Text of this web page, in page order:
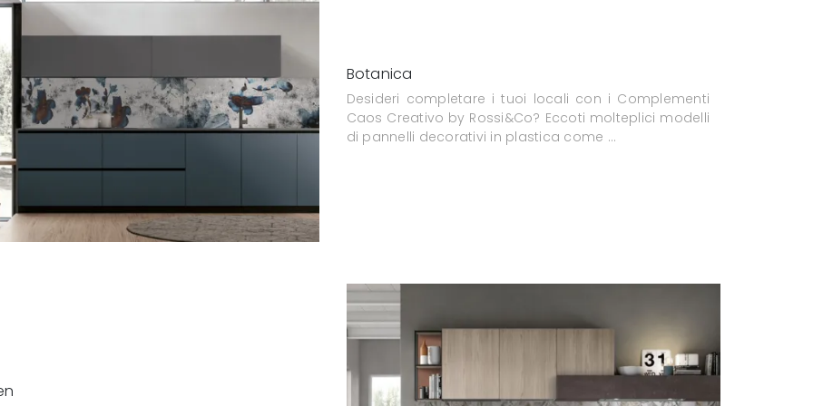
Botanica
Desideri completare i tuoi locali con i Complementi
Caos Creativo by Rossi&Co? Eccoti molteplici modelli
di pannelli decorativi in plastica come ...